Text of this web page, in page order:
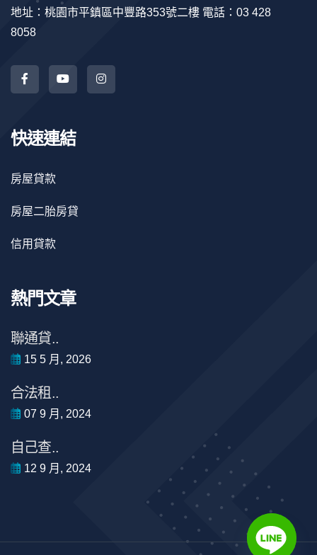
地址：桃園市平鎮區中豐路353號二樓 電話：03 428
8058
快速連結
房屋貸款
房屋二胎房貸
信用貸款
熱門文章
聯通貸..
15 5 月, 2026
合法租..
07 9 月, 2024
自己查..
12 9 月, 2024